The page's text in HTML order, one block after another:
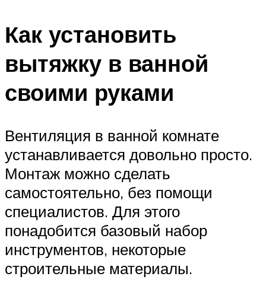
Как установить
вытяжку в ванной
своими руками
Вентиляция в ванной комнате
устанавливается довольно просто.
Монтаж можно сделать
самостоятельно, без помощи
специалистов. Для этого
понадобится базовый набор
инструментов, некоторые
строительные материалы.